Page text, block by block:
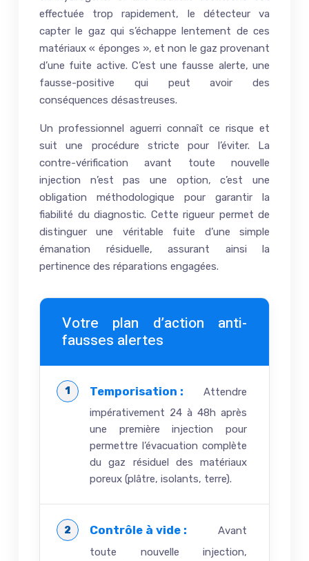
effectuée trop rapidement, le détecteur va
capter le gaz qui s’échappe lentement de ces
matériaux « éponges », et non le gaz provenant
d’une fuite active. C’est une fausse alerte, une
fausse-positive qui peut avoir des
conséquences désastreuses.
Un professionnel aguerri connaît ce risque et
suit une procédure stricte pour l’éviter. La
contre-vérification avant toute nouvelle
injection n’est pas une option, c’est une
obligation méthodologique pour garantir la
fiabilité du diagnostic. Cette rigueur permet de
distinguer une véritable fuite d’une simple
émanation résiduelle, assurant ainsi la
pertinence des réparations engagées.
Votre plan d’action anti-
fausses alertes
Temporisation : Attendre
impérativement 24 à 48h après
une première injection pour
permettre l’évacuation complète
du gaz résiduel des matériaux
poreux (plâtre, isolants, terre).
Contrôle à vide : Avant
toute nouvelle injection,